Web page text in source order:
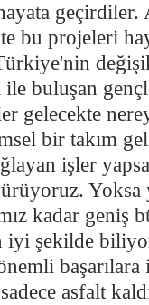
geçirdiler.
bu projeleri
ile buluşan
gelecekte
bir takım
işler
kadar
iyi şekilde
başarılara
asfalt